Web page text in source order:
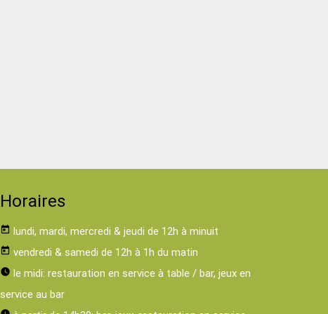
Horaires
today lundi, mardi, mercredi & jeudi de 12h à minuit
today vendredi & samedi de 12h à 1h du matin
watch_later le midi: restauration en service à table / bar, jeux en
service au bar